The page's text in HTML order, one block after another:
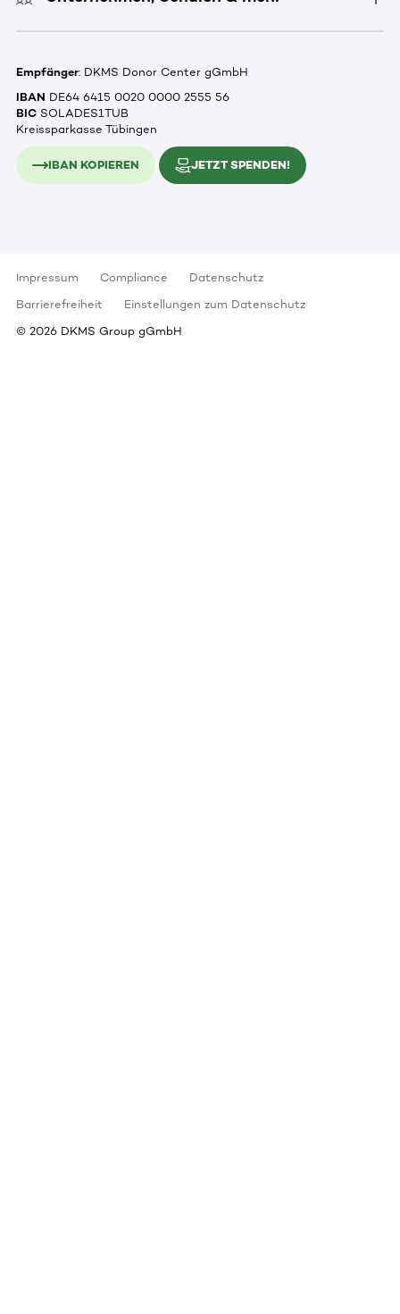
Empfänger: DKMS Donor Center gGmbH
IBAN DE64 6415 0020 0000 2555 56
BIC SOLADES1TUB
Kreissparkasse Tübingen
IBAN KOPIEREN JETZT SPENDEN!
Impressum Compliance
Datenschutz
Barrierefreiheit
Einstellungen zum Datenschutz
© 2026 DKMS Group gGmbH